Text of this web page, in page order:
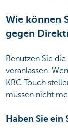
Wie können
gegen
Benutzen Sie
veranlassen.
KBC Touch
müssen nicht
Haben Sie ein